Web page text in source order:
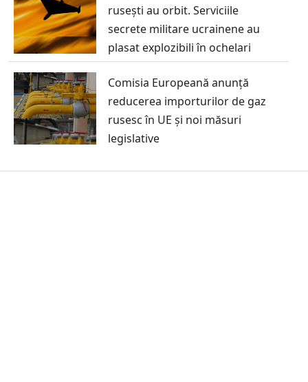
rusești au orbit. Serviciile
secrete militare ucrainene au
plasat explozibili în ochelari
Comisia Europeană anunță
reducerea importurilor de gaz
rusesc în UE și noi măsuri
legislative